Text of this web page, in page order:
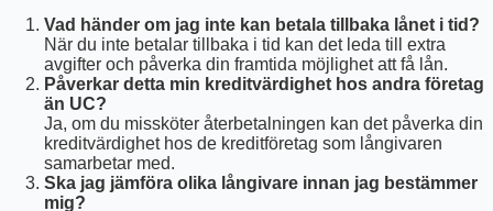
Vad händer om jag inte kan betala tillbaka lånet i tid?
När du inte betalar tillbaka i tid kan det leda till extra
avgifter och påverka din framtida möjlighet att få lån.
Påverkar detta min kreditvärdighet hos andra företag
än UC?
Ja, om du missköter återbetalningen kan det påverka din
kreditvärdighet hos de kreditföretag som långivaren
samarbetar med.
Ska jag jämföra olika långivare innan jag bestämmer
mig?